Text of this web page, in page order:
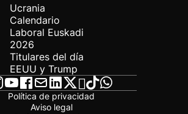
Ucrania
Calendario
Laboral Euskadi
2026
Titulares del día
EEUU y Trump
Política de privacidad
Aviso legal